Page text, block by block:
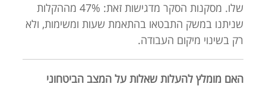
שלו. מסקנות הסקר מדגישות זאת: 47% מההקלות
שניתנו במשק התבטאו בהתאמת שעות ומשימות, ולא
רק בשינוי מיקום העבודה.
האם מומלץ להעלות שאלות על המצב הביטחוני